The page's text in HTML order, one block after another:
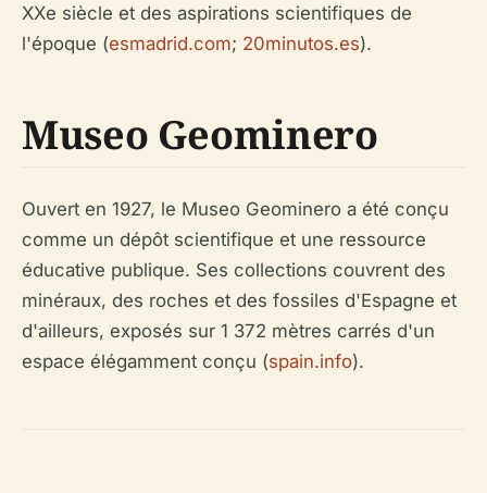
XXe siècle et des aspirations scientifiques de
l'époque (esmadrid.com; 20minutos.es).
Museo Geominero
Ouvert en 1927, le Museo Geominero a été conçu
comme un dépôt scientifique et une ressource
éducative publique. Ses collections couvrent des
minéraux, des roches et des fossiles d'Espagne et
d'ailleurs, exposés sur 1 372 mètres carrés d'un
espace élégamment conçu (spain.info).